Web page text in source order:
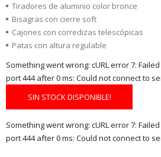
Tiradores de aluminio color bronce
Bisagras con cierre soft
Cajones con corredizas telescópicas
Patas con altura regulable
Something went wrong: cURL error 7:
port 444 after 0 ms: Could not connect to
SIN STOCK DISPONIBLE!
Something went wrong: cURL error 7:
port 444 after 0 ms: Could not connect to